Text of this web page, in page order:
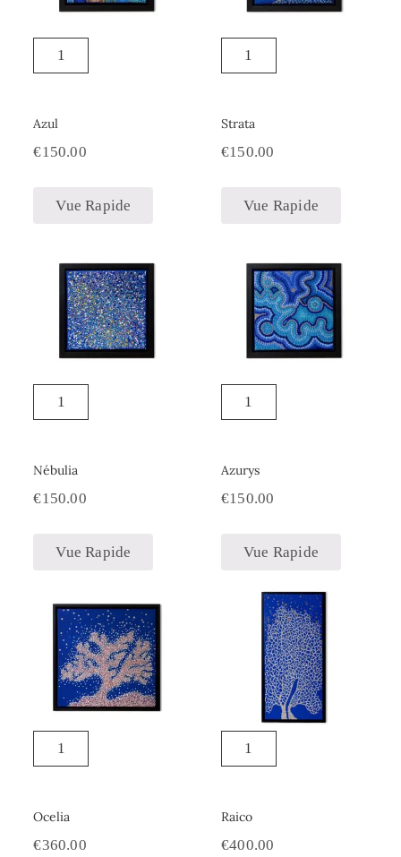
Azul
€150.00
Vue Rapide
Strata
€150.00
Vue Rapide
Nébulia
€150.00
Vue Rapide
Azurys
€150.00
Vue Rapide
Ocelia
€360.00
Raico
€400.00